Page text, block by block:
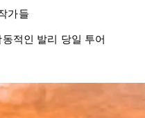
가들
적인 발리 당일 투어